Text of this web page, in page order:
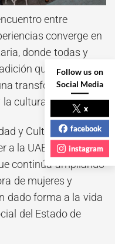
entre
converge en
donde todas y
que apostó por
transformación
cultura.
y Cultura aseveró
a la UAEMéx,
continúa ampliando
de mujeres y
dado forma a la vida
del Estado de
Follow us on
Social Media
x
facebook
instagram